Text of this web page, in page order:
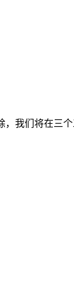
们将在三个